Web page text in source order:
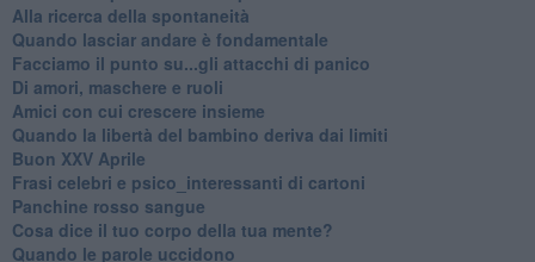
​Alla ricerca della spontaneità
​Quando lasciar andare è fondamentale
Facciamo il punto su...gli attacchi di panico
Di amori, maschere e ruoli
​Amici con cui crescere insieme
​Quando la libertà del bambino deriva dai limiti
Buon XXV Aprile
​Frasi celebri e psico_interessanti di cartoni
​Panchine rosso sangue
​Cosa dice il tuo corpo della tua mente?
​Quando le parole uccidono